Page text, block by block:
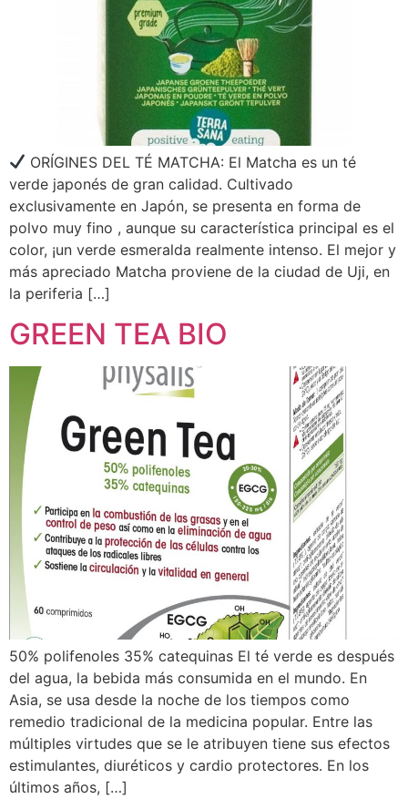
ORÍGINES DEL TÉ MATCHA: El Matcha es un té
verde japonés de gran calidad. Cultivado
exclusivamente en Japón, se presenta en forma de
polvo muy fino , aunque su característica principal es el
color, ¡un verde esmeralda realmente intenso. El mejor y
más apreciado Matcha proviene de la ciudad de Uji, en
la periferia […]
GREEN TEA BIO
50% polifenoles 35% catequinas El té verde es después
del agua, la bebida más consumida en el mundo. En
Asia, se usa desde la noche de los tiempos como
remedio tradicional de la medicina popular. Entre las
múltiples virtudes que se le atribuyen tiene sus efectos
estimulantes, diuréticos y cardio protectores. En los
últimos años, […]